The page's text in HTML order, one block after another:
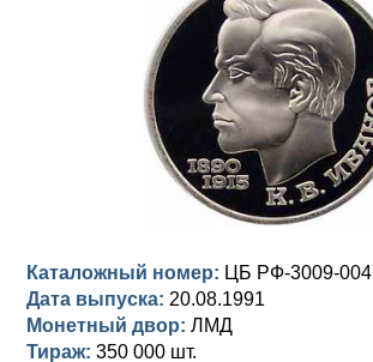
Памятные и донативные
Сибирские монеты
Для Молдавии и Валахии
Таврические монеты
Для Пруссии
Анна Иоанновна (1730-1740)
Петр II (1727-1730)
Екатерина I (1725-1727)
Петр I (1682-1725)
Серебро
Каталожный номер: ЦБ РФ-3009-
Дата выпуска: 20.08.1991
Монетный двор: ЛМД
Тираж: 350 000 шт.